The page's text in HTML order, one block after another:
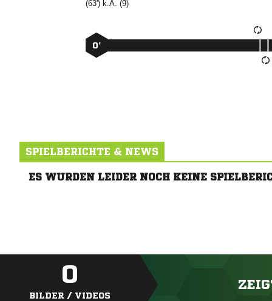
(63') k.A. (9)
0’
SPIELBERICHTE & NEWS
ES WURDEN LEIDER NOCH KEINE
0
BILDER / VIDEOS